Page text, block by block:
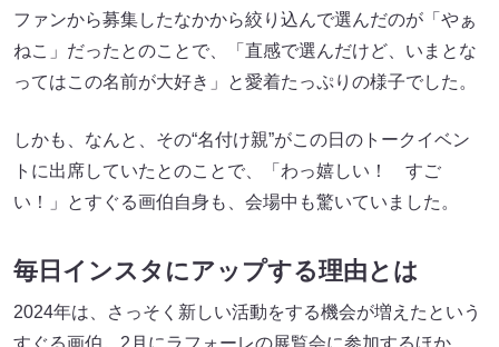
ファンから募集したなかから絞り込んで選んだのが「やぁ
ねこ」だったとのことで、「直感で選んだけど、いまとな
ってはこの名前が大好き」と愛着たっぷりの様子でした。
しかも、なんと、その“名付け親”がこの日のトークイベン
トに出席していたとのことで、「わっ嬉しい！ すご
い！」とすぐる画伯自身も、会場中も驚いていました。
毎日インスタにアップする理由とは
2024年は、さっそく新しい活動をする機会が増えたという
すぐる画伯。2月にラフォーレの展覧会に参加するほか、